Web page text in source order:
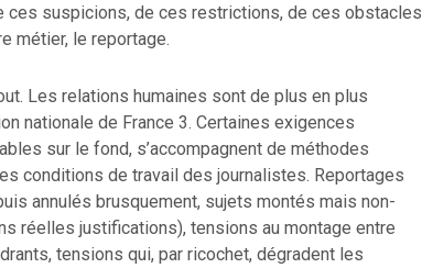
ces suspicions, de ces restrictions, de ces obstacles
métier, le reportage.
Les relations humaines sont de plus en plus
nationale de France 3. Certaines exigences
sur le fond, s’accompagnent de méthodes
conditions de travail des journalistes. Reportages
annulés brusquement, sujets montés mais non-
réelles justifications), tensions au montage entre
tensions qui, par ricochet, dégradent les